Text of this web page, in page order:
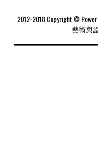
2012-2018 Copyright © Power
藝術與